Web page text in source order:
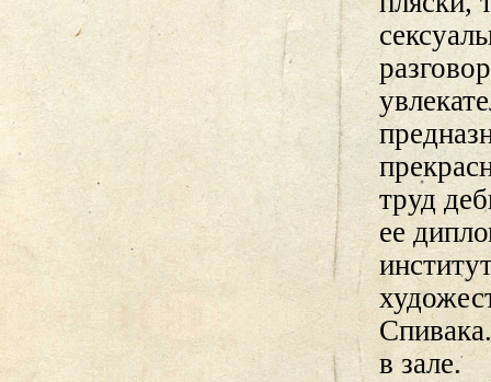
труд
ее
в зале.